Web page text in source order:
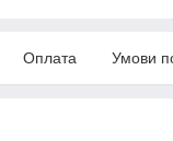
Оплата Умови